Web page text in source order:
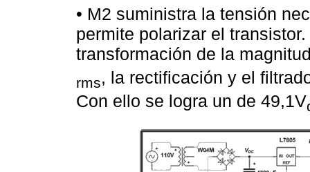
• M2 suministra la tensión
permite polarizar el
transformación de la
rms, la rectificación y el
Con ello se logra un de 49,1V